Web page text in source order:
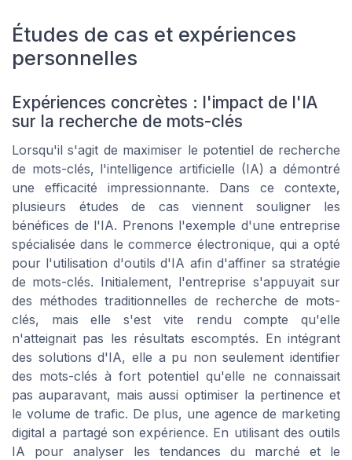
Études de cas et expériences
personnelles
Expériences concrètes : l'impact de l'IA
sur la recherche de mots-clés
Lorsqu'il s'agit de maximiser le potentiel de recherche
de mots-clés, l'intelligence artificielle (IA) a démontré
une efficacité impressionnante. Dans ce contexte,
plusieurs études de cas viennent souligner les
bénéfices de l'IA. Prenons l'exemple d'une entreprise
spécialisée dans le commerce électronique, qui a opté
pour l'utilisation d'outils d'IA afin d'affiner sa stratégie
de mots-clés. Initialement, l'entreprise s'appuyait sur
des méthodes traditionnelles de recherche de mots-
clés, mais elle s'est vite rendu compte qu'elle
n'atteignait pas les résultats escomptés. En intégrant
des solutions d'IA, elle a pu non seulement identifier
des mots-clés à fort potentiel qu'elle ne connaissait
pas auparavant, mais aussi optimiser la pertinence et
le volume de trafic. De plus, une agence de marketing
digital a partagé son expérience. En utilisant des outils
IA pour analyser les tendances du marché et le